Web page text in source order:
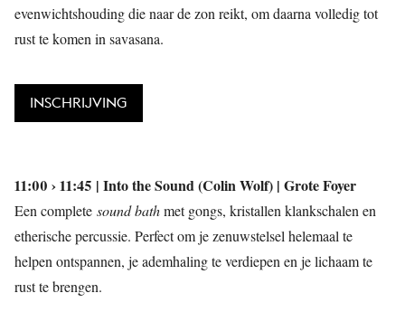
evenwichtshouding die naar de zon reikt, om daarna volledig tot
rust te komen in savasana.
INSCHRIJVING
11:00 › 11:45 | Into the Sound (Colin Wolf) | Grote Foyer
Een complete sound bathmet gongs, kristallen klankschalen en
etherische percussie. Perfect om je zenuwstelsel helemaal te
helpen ontspannen, je ademhaling te verdiepen en je lichaam te
rust te brengen.